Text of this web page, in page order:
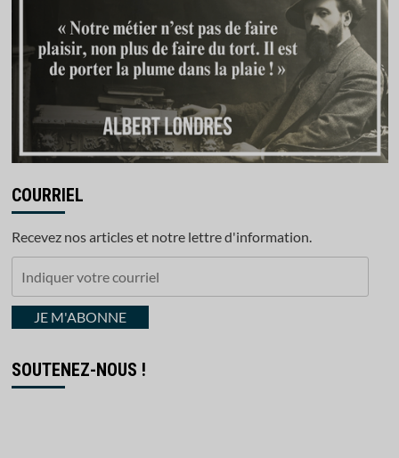
COURRIEL
Recevez nos articles et notre lettre d'information.
courrielJE M'ABONNE
SOUTENEZ-NOUS !